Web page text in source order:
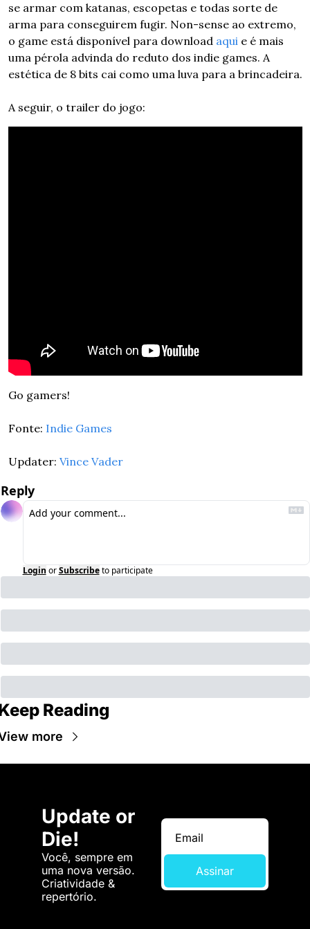
se armar com katanas, escopetas e todas sorte de
arma para conseguirem fugir. Non-sense ao extremo,
o game está disponível para download aqui e é mais
uma pérola advinda do reduto dos indie games. A
estética de 8 bits cai como uma luva para a brincadeira.
A seguir, o trailer do jogo:
Go gamers!
Fonte: Indie Games
Updater: Vince Vader
Reply
Login or Subscribe to participate
Reading
more
Update or
Die!
Você, sempre em
uma nova versão.
Criatividade &
repertório.
Assinar